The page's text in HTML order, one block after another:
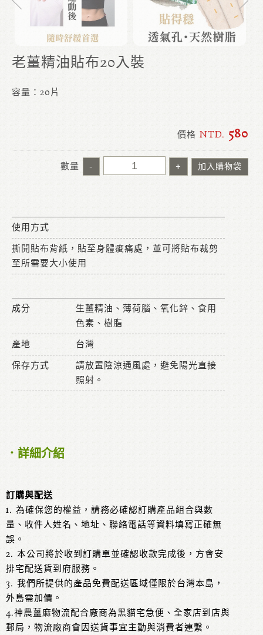
老薑精油貼布20入裝
容量：20片
價格NTD. 580
數量 - + 加入購物袋
使用方式
撕開貼布背紙，貼至身體痠痛處，並可將貼布裁剪
至所需要大小使用
成分
生薑精油、薄荷腦、氧化鋅、食用
色素、樹脂
產地
台灣
保存方式
請放置陰涼通風處，避免陽光直接
照射。
．詳細介紹
訂購與配送
1. 為確保您的權益，請務必確認訂購產品組合與數
量、收件人姓名、地址、聯絡電話等資料填寫正確無
誤。
2. 本公司將於收到訂購單並確認收款完成後，方會安
排宅配送貨到府服務。
3. 我們所提供的產品免費配送區域僅限於台灣本島，
外島需加價。
4.神農薑麻物流配合廠商為黑貓宅急便、全家店到店與
郵局，物流廠商會因送貨事宜主動與消費者連繫。